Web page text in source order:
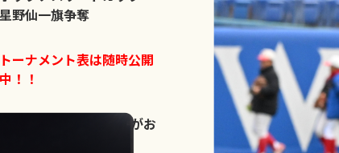
星野仙一旗争奪
トーナメント表は随時公開
中！！
がお